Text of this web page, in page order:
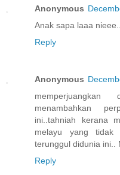
Anonymous
Anak sapa laaa
Reply
Anonymous
memperjuangkan
menambahkan
ini..tahniah kerana
melayu yang tidak
terunggul didunia ini..
Reply